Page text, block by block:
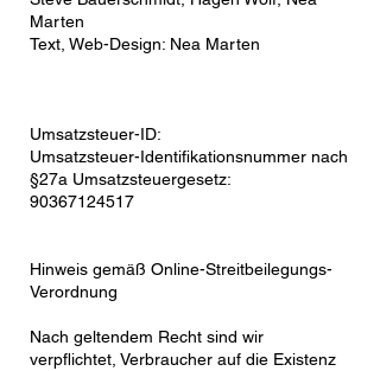
Marten
Text, Web-Design: Nea Marten
Umsatzsteuer-ID:
Umsatzsteuer-Identifikationsnummer nach
§27a Umsatzsteuergesetz:
90367124517
Hinweis gemäß Online-Streitbeilegungs-
Verordnung
Nach geltendem Recht sind wir
verpflichtet, Verbraucher auf die Existenz